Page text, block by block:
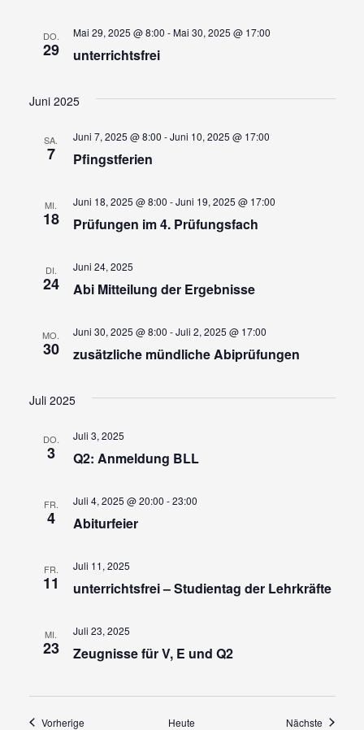
DO.
29 unterrichtsfrei
Mai 29, 2025 @ 8:00 -Mai 30, 2025 @ 17:00
Juni 2025
SA.
7 Pfingstferien
Juni 7, 2025 @ 8:00 -Juni 10, 2025 @ 17:00
MI.
18 Prüfungen im 4. Prüfungsfach
Juni 18, 2025 @ 8:00 -Juni 19, 2025 @ 17:00
DI.
24 Abi Mitteilung der Ergebnisse
Juni 24, 2025
MO.
30 zusätzliche mündliche Abiprüfungen
Juni 30, 2025 @ 8:00 -Juli 2, 2025 @ 17:00
Juli 2025
DO.
3 Q2: Anmeldung BLL
Juli 3, 2025
FR.
4 Abiturfeier
Juli 4, 2025 @ 20:00 -23:00
FR.
11 unterrichtsfrei – Studientag der Lehrkräfte
Juli 11, 2025
MI.
23 Zeugnisse für V, E und Q2
Juli 23, 2025
VorherigeVeranstaltungen Heute Nächste